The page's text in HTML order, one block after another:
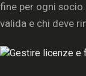
fine per ogni
valida e chi deve